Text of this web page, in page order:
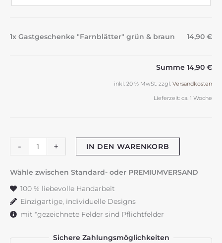
1x Gastgeschenke "Farnblätter" grün & braun 14,90 €
Summe 14,90 €
inkl. 20 % MwSt. zzgl. Versandkosten
Lieferzeit: ca. 1 Woche
-
Gastgeschenke
"Farnblätter"
grün
Menge
+ IN DEN WARENKORB
Wähle zwischen Standard- oder PREMIUMVERSAND
100 % liebevolle Handarbeit
Einzigartige, individuelle Designs
mit *gezeichnete Felder sind Pflichtfelder
Sichere Zahlungsmöglichkeiten